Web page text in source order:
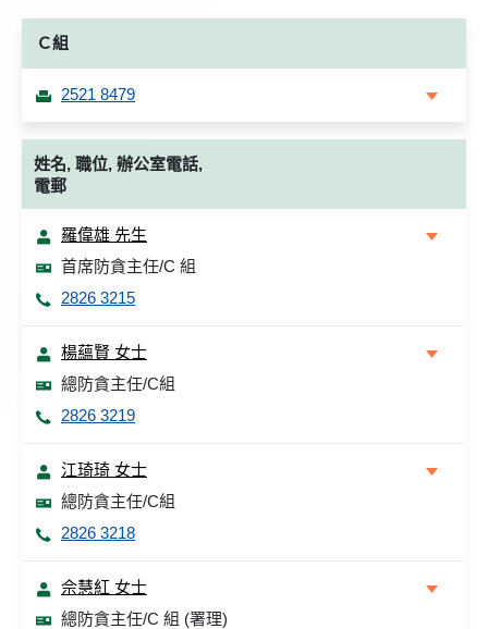
Ｃ組
2521 8479
姓名, 職位, 辦公室電話,
電郵
羅偉雄 先生
首席防貪主任/C 組
2826 3215
楊蘊賢 女士
總防貪主任/C組
2826 3219
江琦琦 女士
總防貪主任/C組
2826 3218
佘慧紅 女士
總防貪主任/C 組 (署理)